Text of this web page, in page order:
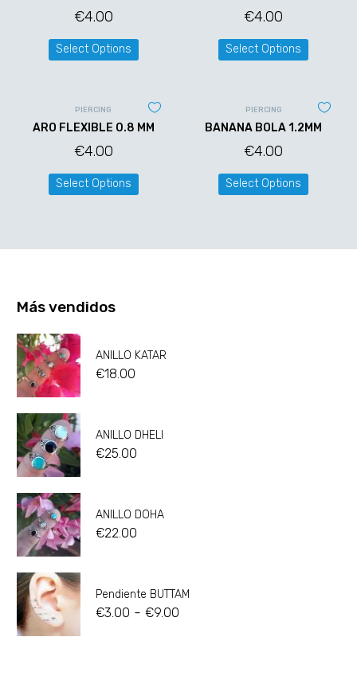
€4.00
Select Options
€4.00
Select Options
PIERCING
ARO FLEXIBLE 0.8 MM
€4.00
Select Options
PIERCING
BANANA BOLA 1.2MM
€4.00
Select Options
Más vendidos
ANILLO KATAR
€18.00
ANILLO DHELI
€25.00
ANILLO DOHA
€22.00
Pendiente BUTTAM
€3.00 - €9.00